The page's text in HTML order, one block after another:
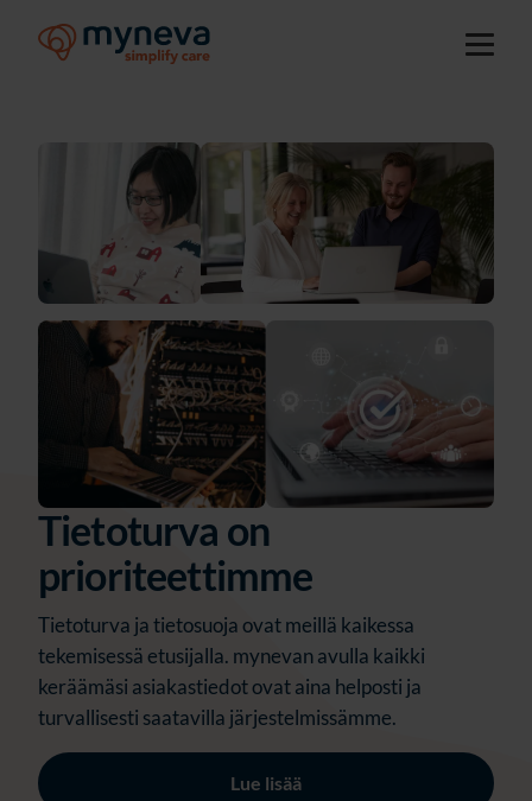
Tietoturva on
prioriteettimme
Tietoturva ja tietosuoja ovat meillä kaikessa
tekemisessä etusijalla. mynevan avulla kaikki
keräämäsi asiakastiedot ovat aina helposti ja
turvallisesti saatavilla järjestelmissämme.
Lue lisää